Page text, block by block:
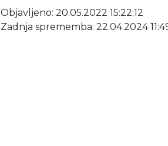
Objavljeno: 20.05.2022 15:22:12
Zadnja sprememba: 22.04.2024